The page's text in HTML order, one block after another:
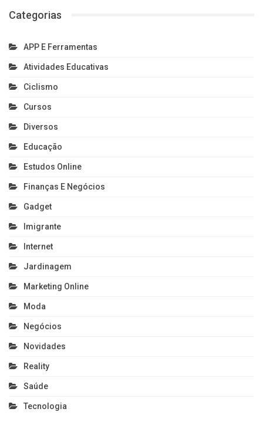
Categorias
APP E Ferramentas
Atividades Educativas
Ciclismo
Cursos
Diversos
Educação
Estudos Online
Finanças E Negócios
Gadget
Imigrante
Internet
Jardinagem
Marketing Online
Moda
Negócios
Novidades
Reality
Saúde
Tecnologia